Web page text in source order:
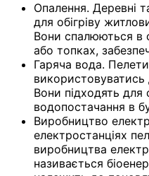
Опалення. Деревні
для обігріву
Вони спалюються в
або топках,
Гаряча вода.
використовуватись
Вони підходять для
водопостачання в
Виробництво
електростанціях
виробництва
називається